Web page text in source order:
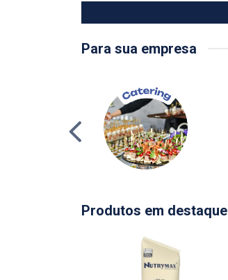
Para sua empresa
Produtos em destaque